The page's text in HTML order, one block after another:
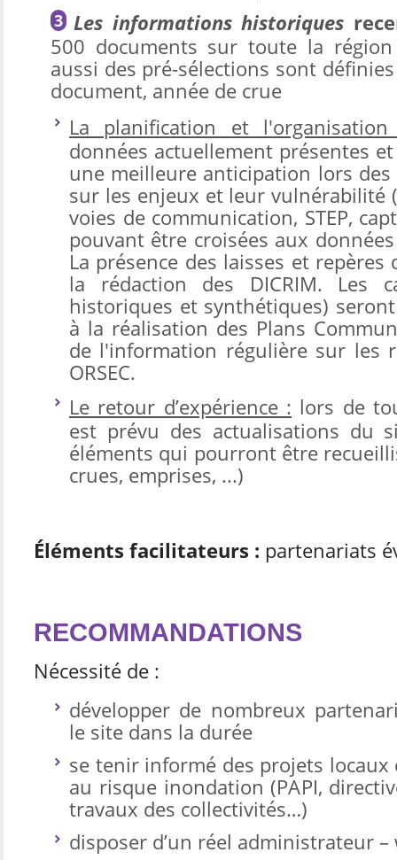
Les informations historiques
500 documents sur toute la région
aussi des pré-sélections sont
document, année de crue
La planification et
données actuellement présentes
une meilleure anticipation lors
sur les enjeux et leur vulnérabilité
voies de communication, STEP,
pouvant être croisées aux
La présence des laisses et
la rédaction des DICRIM. Les
historiques et synthétiques)
à la réalisation des Plans
de l'information régulière sur les
ORSEC.
Le retour d’expérience : lors de
est prévu des actualisations du
éléments qui pourront être
crues, emprises, ...)
Éléments facilitateurs : partenariats
RECOMMANDATIONS
Nécessité de :
développer de nombreux
le site dans la durée
se tenir informé des projets
au risque inondation (PAPI,
travaux des collectivités…)
disposer d’un réel administrateur –